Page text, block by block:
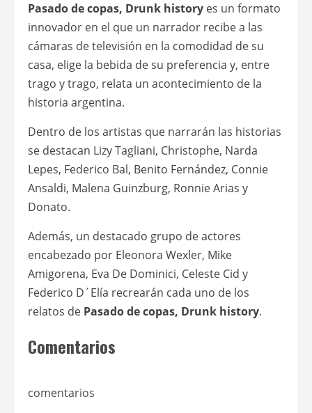
Pasado de copas, Drunk history es un formato
innovador en el que un narrador recibe a las
cámaras de televisión en la comodidad de su
casa, elige la bebida de su preferencia y, entre
trago y trago, relata un acontecimiento de la
historia argentina.
Dentro de los artistas que narrarán las historias
se destacan Lizy Tagliani, Christophe, Narda
Lepes, Federico Bal, Benito Fernández, Connie
Ansaldi, Malena Guinzburg, Ronnie Arias y
Donato.
Además, un destacado grupo de actores
encabezado por Eleonora Wexler, Mike
Amigorena, Eva De Dominici, Celeste Cid y
Federico D´Elía recrearán cada uno de los
relatos de Pasado de copas, Drunk history.
Comentarios
comentarios